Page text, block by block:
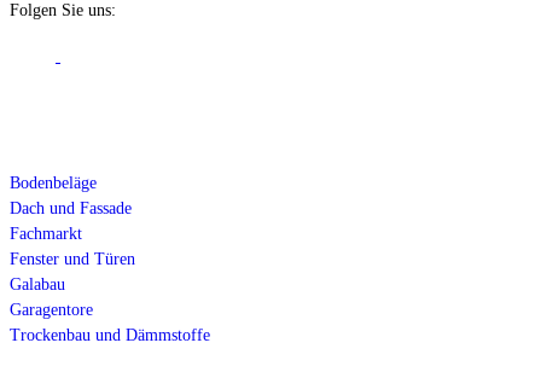
Folgen Sie uns:
Bodenbeläge
Dach und Fassade
Fachmarkt
Fenster und Türen
Galabau
Garagentore
Trockenbau und Dämmstoffe